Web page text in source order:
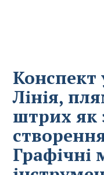
Конспект
Лінія,
штрих як
Графічні